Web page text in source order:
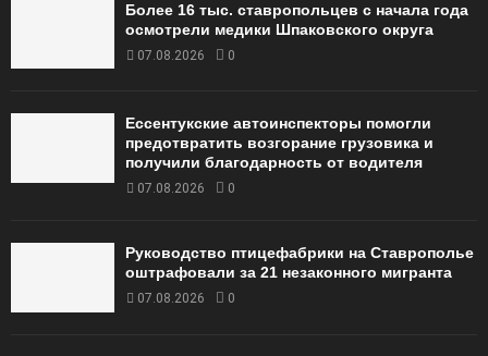
Более 16 тыс. ставропольцев с начала года
осмотрели медики Шпаковского округа
07.08.2026 0
Ессентукские автоинспекторы помогли
предотвратить возгорание грузовика и
получили благодарность от водителя
07.08.2026 0
Руководство птицефабрики на Ставрополье
оштрафовали за 21 незаконного мигранта
07.08.2026 0